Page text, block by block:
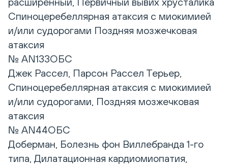
Спиноцеребеллярная атаксия с миокимией
и/или судорогами Поздняя мозжечковая
атаксия
№ AN133ОБС
Джек Рассел, Парсон Рассел Терьер,
Спиноцеребеллярная атаксия с миокимией
и/или судорогами, Поздняя мозжечковая
атаксия
№ AN44ОБС
Доберман, Болезнь фон Виллебранда 1-го
типа, Дилатационная кардиомиопатия,